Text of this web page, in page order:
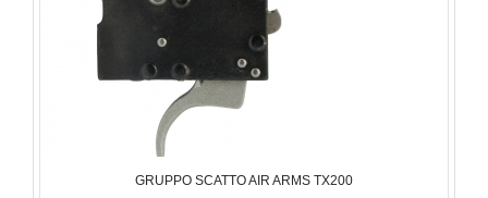
GRUPPO SCATTO AIR ARMS TX200